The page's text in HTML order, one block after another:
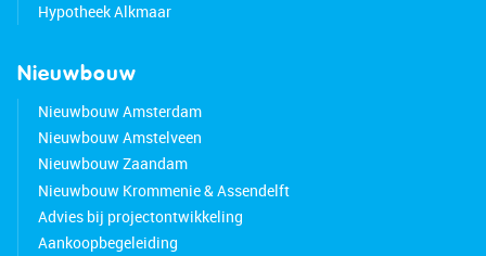
Hypotheek Alkmaar
Nieuwbouw
Nieuwbouw Amsterdam
Nieuwbouw Amstelveen
Nieuwbouw Zaandam
Nieuwbouw Krommenie & Assendelft
Advies bij projectontwikkeling
Aankoopbegeleiding